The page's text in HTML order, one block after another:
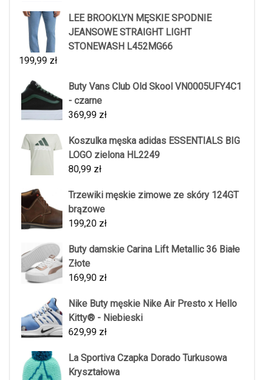
LEE BROOKLYN MĘSKIE SPODNIE
JEANSOWE STRAIGHT LIGHT
STONEWASH L452MG66
199,99 zł
Buty Vans Club Old Skool VN0005UFY4C1
- czarne
369,99 zł
Koszulka męska adidas ESSENTIALS BIG
LOGO zielona HL2249
80,99 zł
Trzewiki męskie zimowe ze skóry 124GT
brązowe
199,20 zł
Buty damskie Carina Lift Metallic 36 Białe
Złote
169,90 zł
Nike Buty męskie Nike Air Presto x Hello
Kitty® - Niebieski
629,99 zł
La Sportiva Czapka Dorado Turkusowa
Kryształowa